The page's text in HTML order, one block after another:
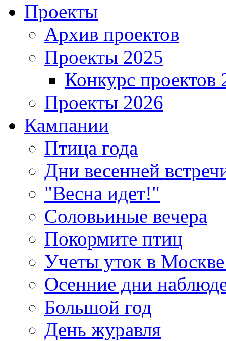
Проекты
Архив проектов
Проекты 2025
Конкурс проектов
Проекты 2026
Кампании
Птица года
Дни весенней
"Весна идет!"
Соловьиные вечера
Покормите птиц
Учеты уток в
Осенние дни
Большой год
День журавля